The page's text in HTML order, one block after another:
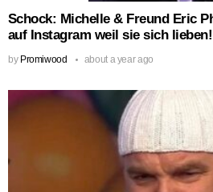
Schock: Michelle & Freund Eric
auf Instagram weil sie sich lieben!
by Promiwood about a year ago